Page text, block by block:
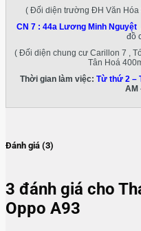
( Đối diện trường ĐH Văn Hóa
CN 7 : 44a Lương Minh Nguyệt
đồ
( Đối diện chung cư Carillon 7 ,
Tân Hoá
Thời gian làm việc: Từ thứ 2 –
AM
Đánh giá (3)
3 đánh giá cho
Oppo A93